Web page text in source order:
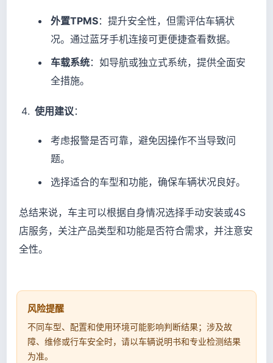
外置TPMS：提升安全性，但需评估车辆状
况。通过蓝牙手机连接可更便捷查看数据。
车载系统：如导航或独立式系统，提供全面安
全措施。
使用建议：
考虑报警是否可靠，避免因操作不当导致问
题。
选择适合的车型和功能，确保车辆状况良好。
总结来说，车主可以根据自身情况选择手动安装或4S
店服务，关注产品类型和功能是否符合需求，并注意安
全性。
风险提醒
不同车型、配置和使用环境可能影响判断结果；涉及故
障、维修或行车安全时，请以车辆说明书和专业检测结果
为准。